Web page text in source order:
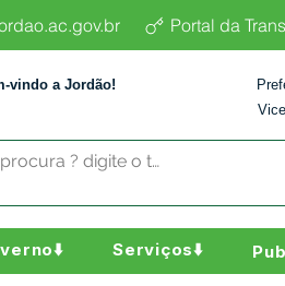
Portal da
vindo a Jordão!
Vice
Serviços⬇️